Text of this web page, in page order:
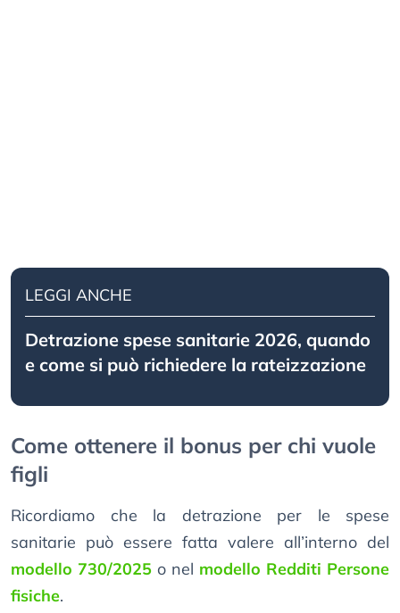
LEGGI ANCHE
Detrazione spese sanitarie 2026, quando
e come si può richiedere la rateizzazione
Come ottenere il bonus per chi vuole
figli
Ricordiamo che la detrazione per le spese
sanitarie può essere fatta valere all’interno del
modello 730/2025 o nel modello Redditi Persone
fisiche.